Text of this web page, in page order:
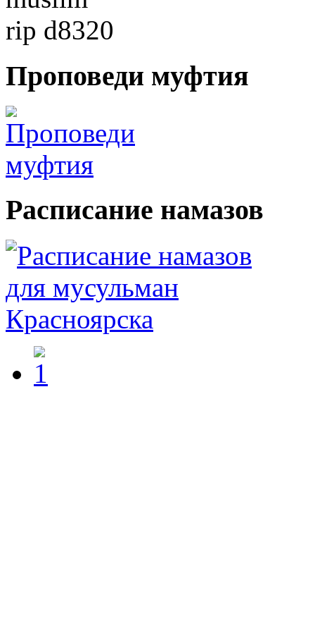
Проповеди муфтия
Расписание намазов